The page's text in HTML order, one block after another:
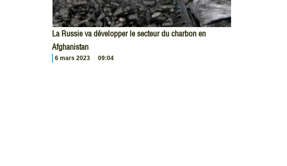
La Russie va développer le secteur du charbon en
Afghanistan
6 mars 2023 09:04